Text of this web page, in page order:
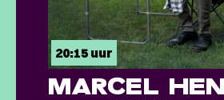
20:15 uur
MARCEL